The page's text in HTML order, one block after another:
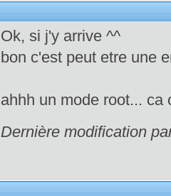
Ok, si j'y arrive ^^
bon c'est peut etre une
ahhh un mode root... ca
Dernière modification